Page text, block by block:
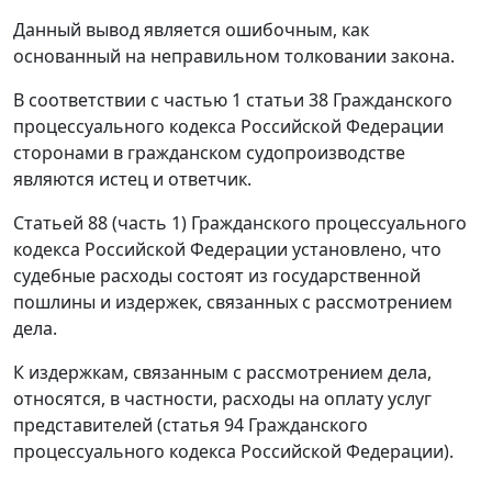
Данный вывод является ошибочным, как
основанный на неправильном толковании закона.
В соответствии с частью 1 статьи 38 Гражданского
процессуального кодекса Российской Федерации
сторонами в гражданском судопроизводстве
являются истец и ответчик.
Статьей 88 (часть 1) Гражданского процессуального
кодекса Российской Федерации установлено, что
судебные расходы состоят из государственной
пошлины и издержек, связанных с рассмотрением
дела.
К издержкам, связанным с рассмотрением дела,
относятся, в частности, расходы на оплату услуг
представителей (статья 94 Гражданского
процессуального кодекса Российской Федерации).